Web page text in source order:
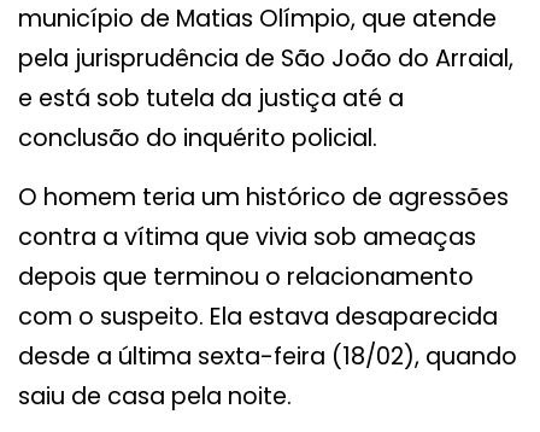
município de Matias Olímpio, que atende
pela jurisprudência de São João do Arraial,
e está sob tutela da justiça até a
conclusão do inquérito policial.
O homem teria um histórico de agressões
contra a vítima que vivia sob ameaças
depois que terminou o relacionamento
com o suspeito. Ela estava desaparecida
desde a última sexta-feira (18/02), quando
saiu de casa pela noite.